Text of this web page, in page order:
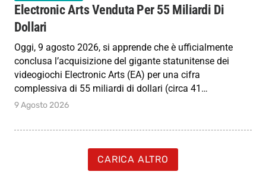
Electronic Arts Venduta Per 55 Miliardi Di
Dollari
Oggi, 9 agosto 2026, si apprende che è ufficialmente
conclusa l’acquisizione del gigante statunitense dei
videogiochi Electronic Arts (EA) per una cifra
complessiva di 55 miliardi di dollari (circa 41…
9 Agosto 2026
CARICA ALTRO